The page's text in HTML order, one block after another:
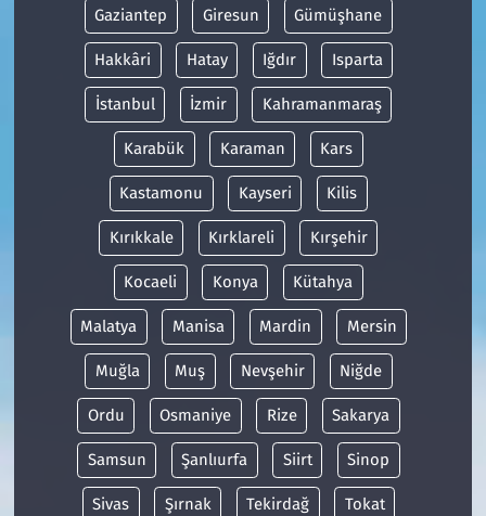
Gaziantep Giresun Gümüşhane
Hakkâri Hatay Iğdır Isparta
İstanbul İzmir Kahramanmaraş
Karabük Karaman Kars
Kastamonu Kayseri Kilis
Kırıkkale Kırklareli Kırşehir
Kocaeli Konya Kütahya
Malatya Manisa Mardin Mersin
Muğla Muş Nevşehir Niğde
Ordu Osmaniye Rize Sakarya
Samsun Şanlıurfa Siirt Sinop
Sivas Şırnak Tekirdağ Tokat